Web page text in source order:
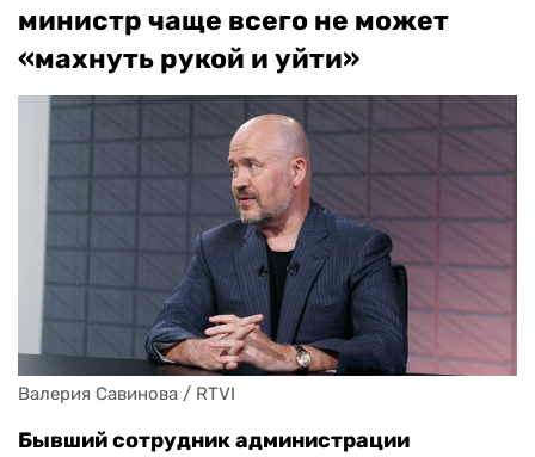
министр чаще всего не может
«махнуть рукой и уйти»
Валерия Савинова / RTVI
Бывший сотрудник администрации